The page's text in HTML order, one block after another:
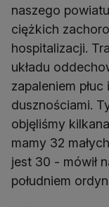
naszego
ciężkich
hospitalizacji.
układu
zapaleniem
dusznościami.
objęliśmy
mamy 32
jest 30 - mówił
południem